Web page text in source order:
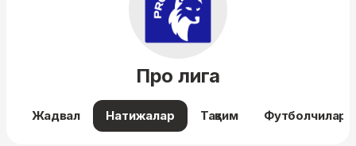
Про лига
Жадвал Натижалар Тақвим Футболчилар